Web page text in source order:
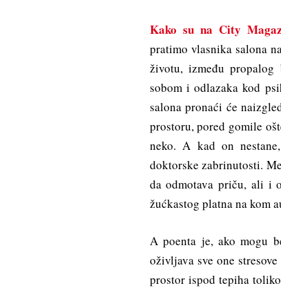
Kako su na City
pratimo vlasnika salona
životu, između propalog
sobom i odlazaka kod
salona pronaći će
prostoru, pored gomile
neko. A kad on
doktorske zabrinutosti.
da odmotava priču, ali i
žućkastog platna na kom
A poenta je, ako mogu
oživljava sve one
prostor ispod tepiha